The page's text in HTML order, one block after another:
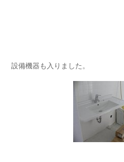
設備機器も入りました。